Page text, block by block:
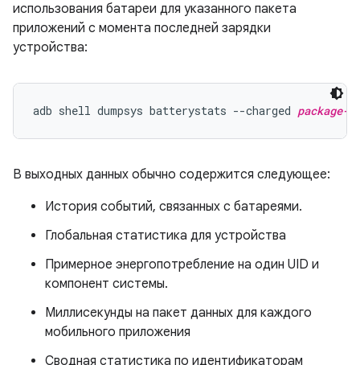
использования батареи для указанного пакета
приложений с момента последней зарядки
устройства:
adb shell dumpsys batterystats --charged package-
В выходных данных обычно содержится следующее:
История событий, связанных с батареями.
Глобальная статистика для устройства
Примерное энергопотребление на один UID и
компонент системы.
Миллисекунды на пакет данных для каждого
мобильного приложения
Сводная статистика по идентификаторам